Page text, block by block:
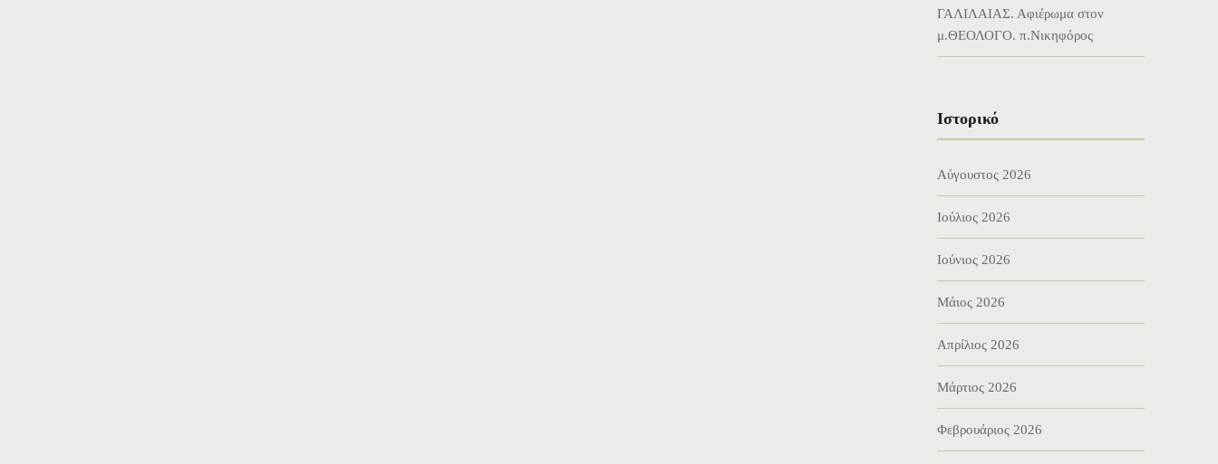
ΓΑΛΙΛΑΙΑΣ. Αφιέρωμα στον
μ.ΘΕΟΛΟΓΟ. π.Νικηφόρος
Ιστορικό
Αύγουστος 2026
Ιούλιος 2026
Ιούνιος 2026
Μάιος 2026
Απρίλιος 2026
Μάρτιος 2026
Φεβρουάριος 2026